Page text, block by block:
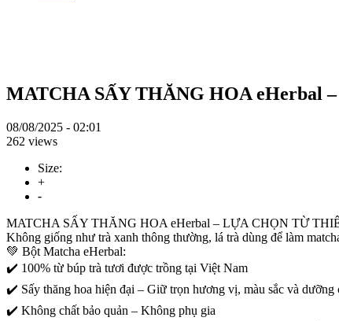
MATCHA SẤY THĂNG HOA eHerbal
08/08/2025 - 02:01
262 views
Size:
+
-
MATCHA SẤY THĂNG HOA eHerbal – LỰA CHỌN TỪ
Không giống như trà xanh thông thường, lá trà dùng để làm
💚 Bột Matcha eHerbal:
✔️ 100% từ búp trà tươi được trồng tại Việt Nam
✔️ Sấy thăng hoa hiện đại – Giữ trọn hương vị, màu sắc và dưỡng
✔️ Không chất bảo quản – Không phụ gia